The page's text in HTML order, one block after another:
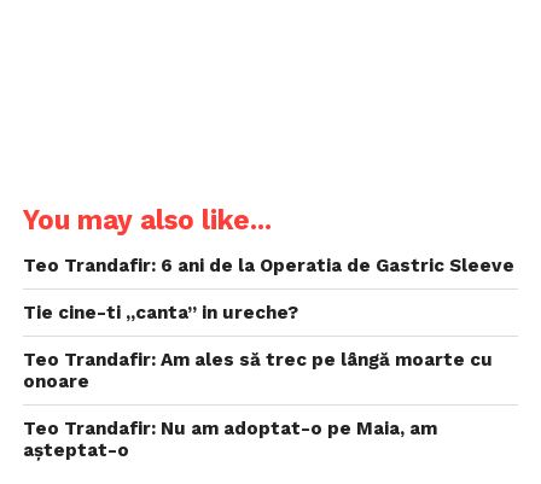
You may also like...
Teo Trandafir: 6 ani de la Operatia de Gastric Sleeve
Tie cine-ti „canta” in ureche?
Teo Trandafir: Am ales să trec pe lângă moarte cu
onoare
Teo Trandafir: Nu am adoptat-o pe Maia, am
așteptat-o